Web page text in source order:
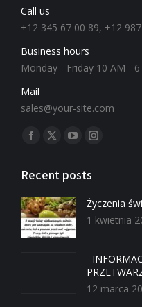
Call us
+12 345 67 00 89, +12
Business hours
Monday - Friday 10 AM - 6
Mail
sales@your-site.com
Znajdź nas na:
Recent posts
Życzenia
1 kwietnia
12 marca